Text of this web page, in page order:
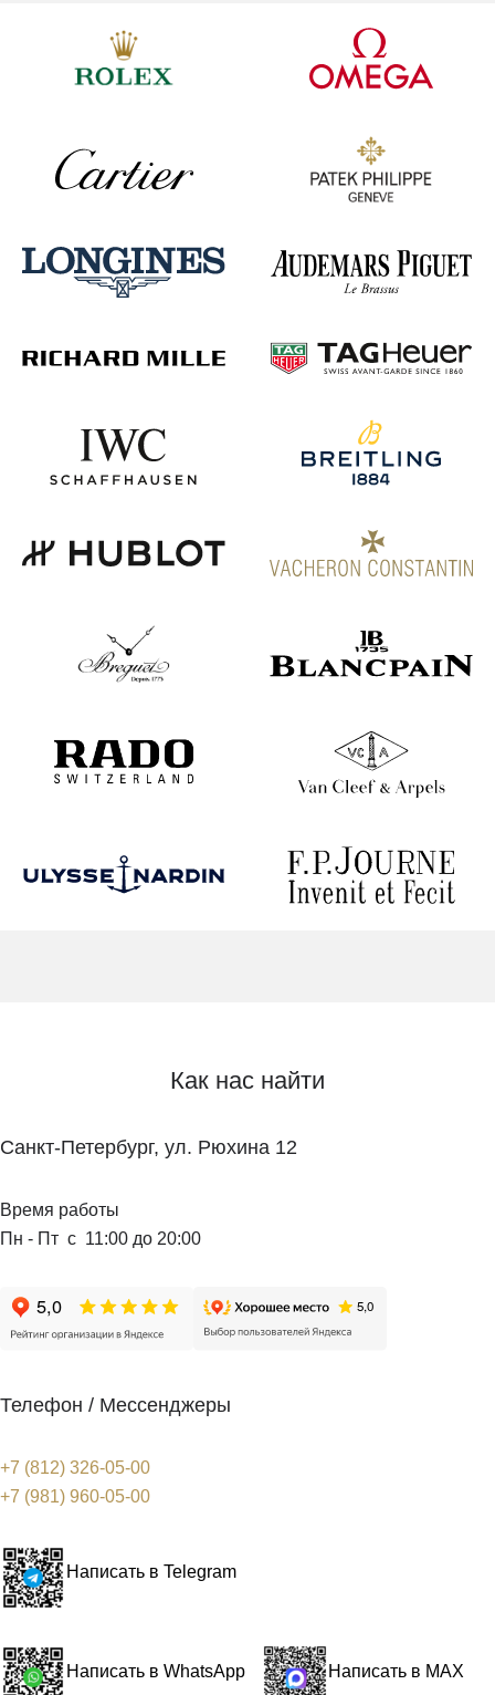
Как нас найти
Телефон / Мессенджеры
+7 (812) 326-05-00
+7 (981) 960-05-00
Написать в Telegram
Написать в WhatsApp Написать в MAX
Санкт-Петербург, ул. Рюхина 12
Время работы
Пн - Пт с 11:00 до 20:00